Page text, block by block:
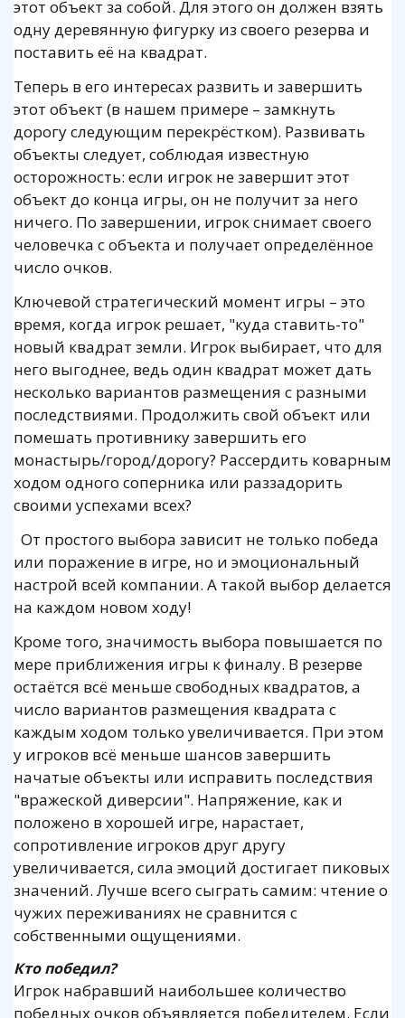
этот объект за собой. Для этого он должен взять
одну деревянную фигурку из своего резерва и
поставить её на квадрат.
Теперь в его интересах развить и завершить
этот объект (в нашем примере – замкнуть
дорогу следующим перекрёстком). Развивать
объекты следует, соблюдая известную
осторожность: если игрок не завершит этот
объект до конца игры, он не получит за него
ничего. По завершении, игрок снимает своего
человечка с объекта и получает определённое
число очков.
Ключевой стратегический момент игры – это
время, когда игрок решает, "куда ставить-то"
новый квадрат земли. Игрок выбирает, что для
него выгоднее, ведь один квадрат может дать
несколько вариантов размещения с разными
последствиями. Продолжить свой объект или
помешать противнику завершить его
монастырь/город/дорогу? Рассердить коварным
ходом одного соперника или раззадорить
своими успехами всех?
От простого выбора зависит не только победа
или поражение в игре, но и эмоциональный
настрой всей компании. А такой выбор делается
на каждом новом ходу!
Кроме того, значимость выбора повышается по
мере приближения игры к финалу. В резерве
остаётся всё меньше свободных квадратов, а
число вариантов размещения квадрата с
каждым ходом только увеличивается. При этом
у игроков всё меньше шансов завершить
начатые объекты или исправить последствия
"вражеской диверсии". Напряжение, как и
положено в хорошей игре, нарастает,
сопротивление игроков друг другу
увеличивается, сила эмоций достигает пиковых
значений. Лучше всего сыграть самим: чтение о
чужих переживаниях не сравнится с
собственными ощущениями.
Кто победил?
Игрок набравший наибольшее количество
победных очков объявляется победителем. Если